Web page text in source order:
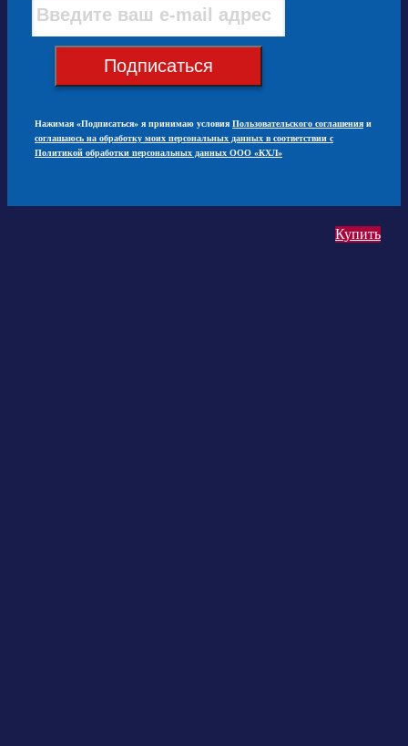
Купить
Подписаться
Нажимая «Подписаться» я принимаю условия Пользовательского соглашения и
соглашаюсь на обработку моих персональных данных в соответствии с
Политикой обработки персональных данных ООО «КХЛ»